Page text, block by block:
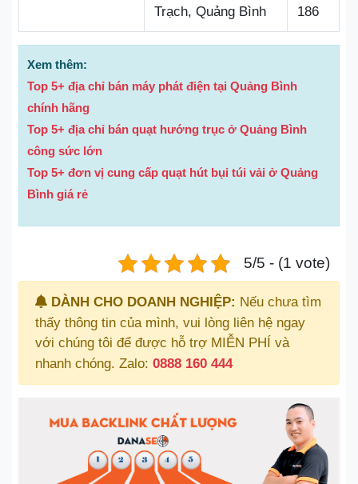
Trạch, Quảng Bình
186
Xem thêm:
Top 5+ địa chỉ bán máy phát điện tại Quảng Bình
chính hãng
Top 5+ địa chỉ bán quạt hướng trục ở Quảng Bình
công sức lớn
Top 5+ đơn vị cung cấp quạt hút bụi túi vải ở Quảng
Bình giá rẻ
5/5 - (1 vote)
DÀNH CHO DOANH NGHIỆP: Nếu chưa tìm
thấy thông tin của mình, vui lòng liên hệ ngay
với chúng tôi để được hỗ trợ MIỄN PHÍ và
nhanh chóng. Zalo: 0888 160 444